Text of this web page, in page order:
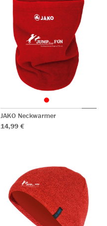
JAKO Neckwarmer
14,99 €